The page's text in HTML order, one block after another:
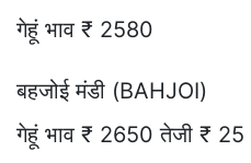
गेहूं भाव ₹ 2580
बहजोई मंडी (BAHJOI)
गेहूं भाव ₹ 2650 तेजी ₹ 25